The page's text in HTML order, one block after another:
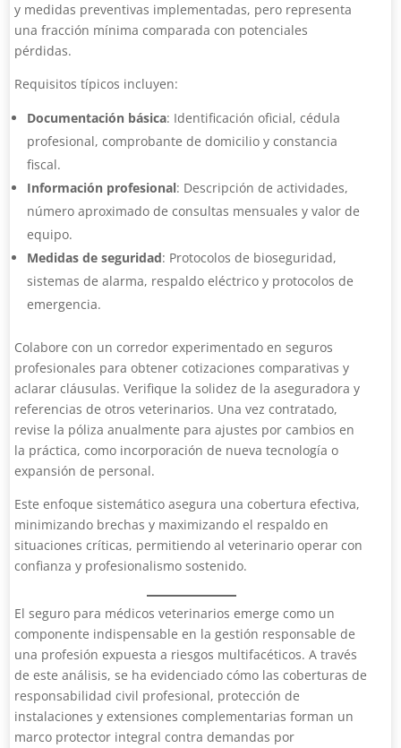
y medidas preventivas implementadas, pero representa
una fracción mínima comparada con potenciales
pérdidas.
Requisitos típicos incluyen:
Documentación básica: Identificación oficial, cédula
profesional, comprobante de domicilio y constancia
fiscal.
Información profesional: Descripción de actividades,
número aproximado de consultas mensuales y valor de
equipo.
Medidas de seguridad: Protocolos de bioseguridad,
sistemas de alarma, respaldo eléctrico y protocolos de
emergencia.
Colabore con un corredor experimentado en seguros
profesionales para obtener cotizaciones comparativas y
aclarar cláusulas. Verifique la solidez de la aseguradora y
referencias de otros veterinarios. Una vez contratado,
revise la póliza anualmente para ajustes por cambios en
la práctica, como incorporación de nueva tecnología o
expansión de personal.
Este enfoque sistemático asegura una cobertura efectiva,
minimizando brechas y maximizando el respaldo en
situaciones críticas, permitiendo al veterinario operar con
confianza y profesionalismo sostenido.
El seguro para médicos veterinarios emerge como un
componente indispensable en la gestión responsable de
una profesión expuesta a riesgos multifacéticos. A través
de este análisis, se ha evidenciado cómo las coberturas de
responsabilidad civil profesional, protección de
instalaciones y extensiones complementarias forman un
marco protector integral contra demandas por